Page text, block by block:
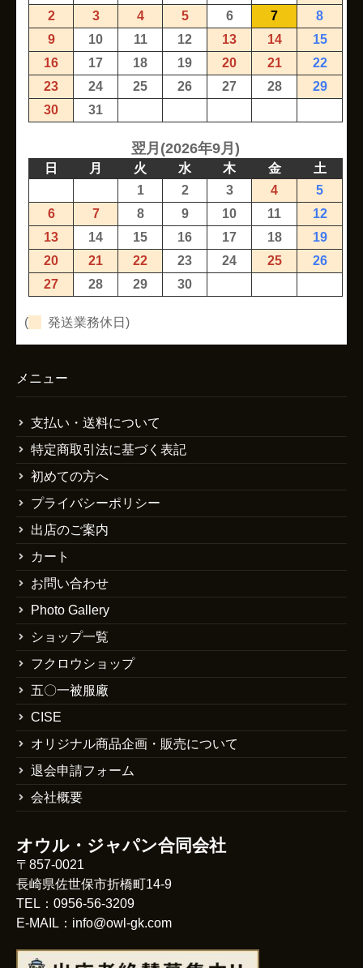
2
3 4 5 6 7
8
9
10 11 12 13 14
15
16
17 18 19 20 21
22
23
24 25 26 27 28
29
30
31
翌月(2026年9月)
日 月 火 水 木 金
土
1
2 3 4
5
6
7 8 9 10 11
12
13
14 15 16 17 18
19
20
21 22 23 24 25
26
27
28 29 30
( 発送業務休日)
メニュー
支払い・送料について
特定商取引法に基づく表記
初めての方へ
プライバシーポリシー
出店のご案内
カート
お問い合わせ
Photo Gallery
ショップ一覧
フクロウショップ
五〇一被服廠
CISE
オリジナル商品企画・販売について
退会申請フォーム
会社概要
オウル・ジャパン合同会社
〒857-0021
長崎県佐世保市折橋町14-9
TEL：0956-56-3209
E-MAIL：info@owl-gk.com